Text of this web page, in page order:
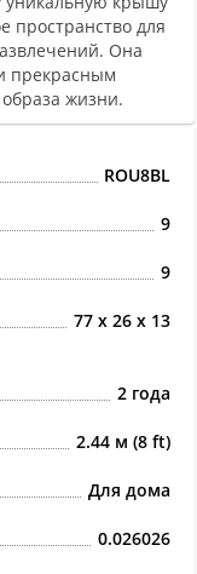
пространство для
Она
прекрасным
жизни.
ROU8BL
9
9
77 x 26 x 13
2 года
2.44 м (8 ft)
Для дома
0.026026